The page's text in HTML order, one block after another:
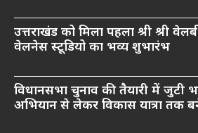
उत्तराखंड को मिला पहला श्री श्री
वेलनेस स्टूडियो का भव्य शुभारंभ
विधानसभा चुनाव की तैयारी में जुटी
अभियान से लेकर विकास यात्रा तक